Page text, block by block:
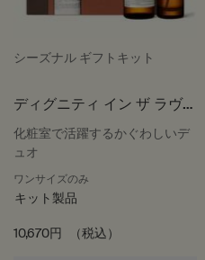
シーズナル ギフトキット
ディグニティ イン ザ ラヴァ
トリー
化粧室で活躍するかぐわしいデ
ュオ
ワンサイズのみ
キット製品
10,670円 （税込）